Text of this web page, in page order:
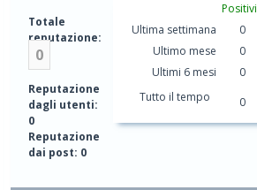
Totale
reputazione:
0
Reputazione
dagli utenti:
0
Reputazione
dai post: 0
Positivi
Ultima settimana
0
Ultimo mese
0
Ultimi 6 mesi
0
Tutto il tempo
0